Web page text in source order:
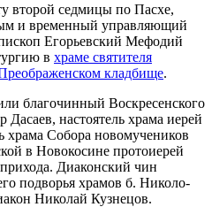
второй седмицы по Пасхе,
и временный управляющий
Егорьевский Мефодий
в храме святителя
кладбище.
благочинный Воскресенского
Дасаев, настоятель храма иерей
храма Собора новомучеников
в Новокосине протоиерей
Диаконский чин
подворья храмов б. Николо-
Николай Кузнецов.